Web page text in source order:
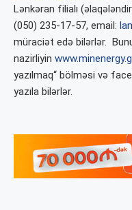
Lənkəran filialı
(050) 235-17-57, email:
müraciət edə bilərlər.
nazirliyin
yazılmaq“ bölməsi və
yazıla bilərlər.